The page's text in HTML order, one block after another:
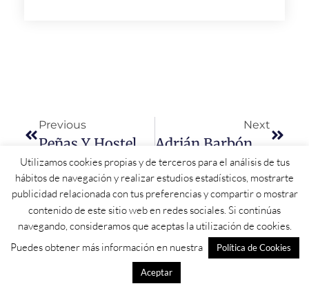
Previous Next
Utilizamos cookies propias y de terceros para el análisis de tus
hábitos de navegación y realizar estudios estadísticos, mostrarte
publicidad relacionada con tus preferencias y compartir o mostrar
contenido de este sitio web en redes sociales. Si continúas
navegando, consideramos que aceptas la utilización de cookies.
Puedes obtener más información en nuestra
Política de Cookies
Aceptar